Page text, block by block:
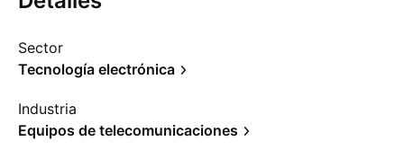
Sector
Tecnología electrónica
Industria
Equipos de telecomunicaciones